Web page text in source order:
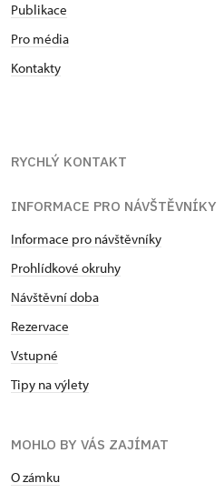
Publikace
Pro média
Kontakty
RYCHLÝ KONTAKT
INFORMACE PRO NÁVŠTĚVNÍKY
Informace pro návštěvníky
Prohlídkové okruhy
Návštěvní doba
Rezervace
Vstupné
Tipy na výlety
MOHLO BY VÁS ZAJÍMAT
O zámku